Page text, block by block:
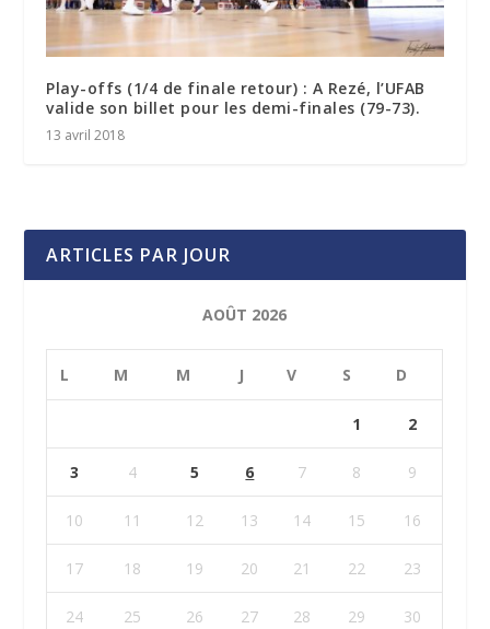
Play-offs (1/4 de finale retour) : A Rezé, l’UFAB
valide son billet pour les demi-finales (79-73).
13 avril 2018
ARTICLES PAR JOUR
AOÛT 2026
L M M J V S D
1 2
3 4 5 6 7 8 9
10 11 12 13 14 15 16
17 18 19 20 21 22 23
24 25 26 27 28 29 30